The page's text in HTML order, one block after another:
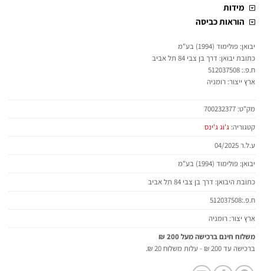
מידות
הוראות כביסה
יבואן: פולימוד (1994) בע"מ
כתובת יבואן: דרך בן צבי 84 תל אביב
ח.פ.: 512037508
ארץ ייצור: רומניה
מק"ט: 700232377
קטגוריה: ג'וג ג'ינס
ע.ל.ר 04/2025
יבואן: פולימוד (1994) בע"מ
כתובת היבואן: דרך בן צבי 84 תל אביב
ח.פ.:512037508
ארץ יצור: רומניה
משלוח חינם ברכישה מעל 200 ₪
ברכישה עד 200 ₪ - עלות משלוח 20 ₪.